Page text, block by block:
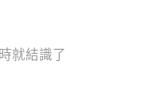
就結識了